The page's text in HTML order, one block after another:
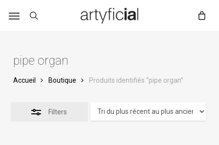
pipe organ
Accueil Boutique Produits identifiés “pipe organ”
Filters